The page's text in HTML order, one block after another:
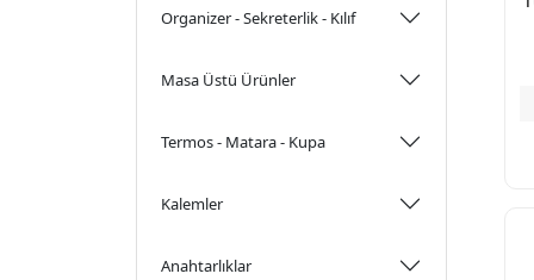
Organizer - Sekreterlik - Kılıf
Masa Üstü Ürünler
Termos - Matara - Kupa
Kalemler
Anahtarlıklar